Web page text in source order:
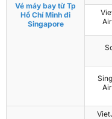
Vé máy bay từ Tp
Hồ Chí Minh đi
Singapore